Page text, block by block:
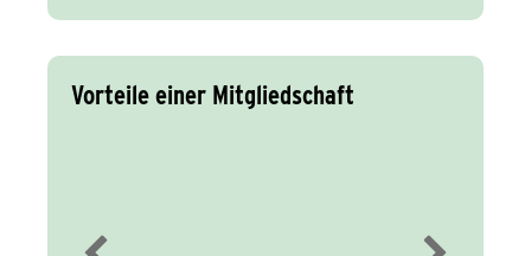
Vorteile einer Mitgliedschaft